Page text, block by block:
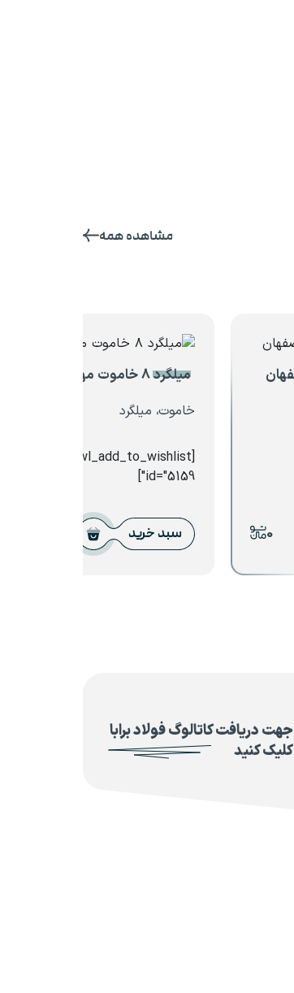
مشاهده همه
0
میلگرد ۸ خاموت مهندسی
خاموت، میلگرد
[yith_wcwl_add_to_wishlist
id="5159"]
سبد خرید
جهت دریافت کاتالوگ فولاد برابا
کلیک کنید